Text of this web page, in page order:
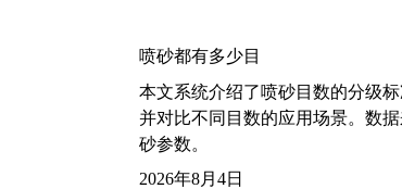
喷砂都有多少目
本文系统介绍了喷砂目数的分级
并对比不同目数的应用场景。数
砂参数。
2026年8月4日